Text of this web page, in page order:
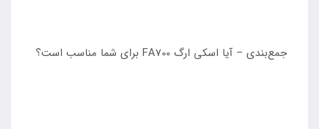
جمع‌بندی – آیا اسکی ارگ FA700 برای شما مناسب است؟